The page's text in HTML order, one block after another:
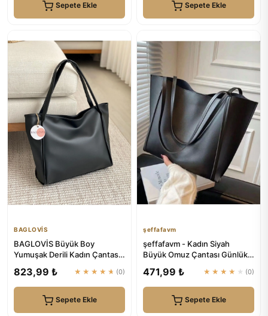
Sepete Ekle Sepete Ekle
BAGLOVİS
BAGLOVİS Büyük Boy
Yumuşak Derili Kadın Çantası
823,99 ₺ ★★★★★ (0)
Sepete Ekle
şeffafavm
şeffafavm - Kadın Siyah
Büyük Omuz Çantası Günlük-
471,99 ₺ ★★★★★ (0)
Sepete Ekle